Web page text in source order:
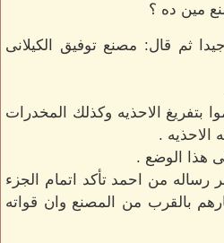
مين ده ؟
ثم قال: مصنع توفيق الكيلانى
بتفريغ الاحذيه وكذلك المخدرات
الاحذيه .
من احمد تأكد اتمام الجزء
بالقرب من المصنع وان قواته